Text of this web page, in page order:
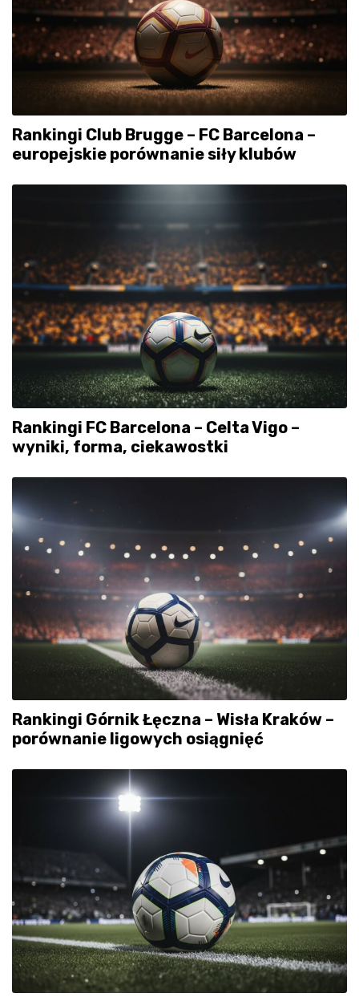
Rankingi Club Brugge – FC Barcelona –
europejskie porównanie siły klubów
Rankingi FC Barcelona – Celta Vigo –
wyniki, forma, ciekawostki
Rankingi Górnik Łęczna – Wisła Kraków –
porównanie ligowych osiągnięć